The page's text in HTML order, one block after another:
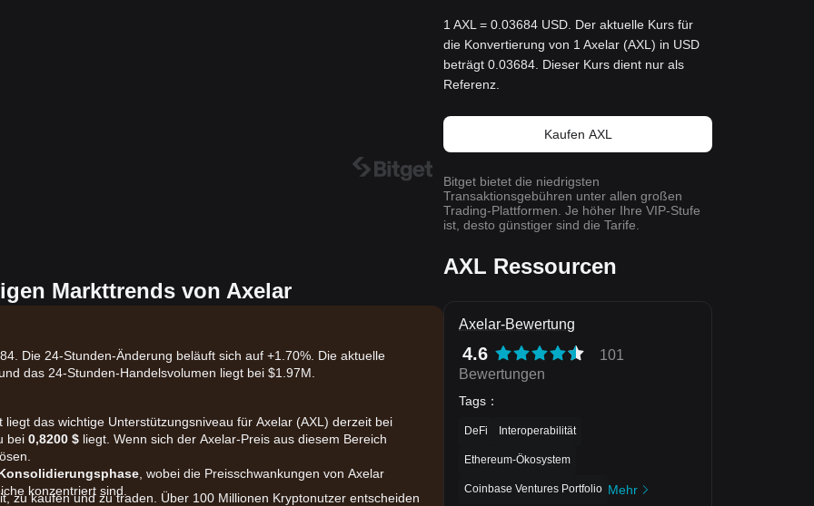
Markttrends von Axelar
Die 24-Stunden-Änderung beläuft sich auf +1.70%. Die aktuelle
das 24-Stunden-Handelsvolumen liegt bei $1.97M.
das wichtige Unterstützungsniveau für Axelar (AXL) derzeit bei
bei 0,8200 $ liegt. Wenn sich der Axelar-Preis aus diesem Bereich
, wobei die Preisschwankungen von Axelar
konzentriert sind.
zu kaufen und zu traden. Über 100 Millionen Kryptonutzer entscheiden
1 AXL = 0.03684 USD. Der aktuelle Kurs für
die Konvertierung von 1 Axelar (AXL) in USD
beträgt 0.03684. Dieser Kurs dient nur als
Referenz.
Kaufen AXL
Bitget bietet die niedrigsten
Transaktionsgebühren unter allen großen
Trading-Plattformen. Je höher Ihre VIP-Stufe
ist, desto günstiger sind die Tarife.
AXL Ressourcen
Axelar-Bewertung
4.6
101
Bewertungen
Tags ：
DeFi Interoperabilität
Ethereum-Ökosystem
Coinbase Ventures Portfolio Mehr